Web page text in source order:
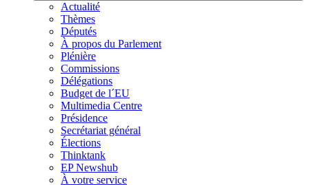
Actualité
Thèmes
Députés
À propos du Parlement
Plénière
Commissions
Délégations
Budget de l´EU
Multimedia Centre
Présidence
Secrétariat général
Élections
Thinktank
EP Newshub
À votre service